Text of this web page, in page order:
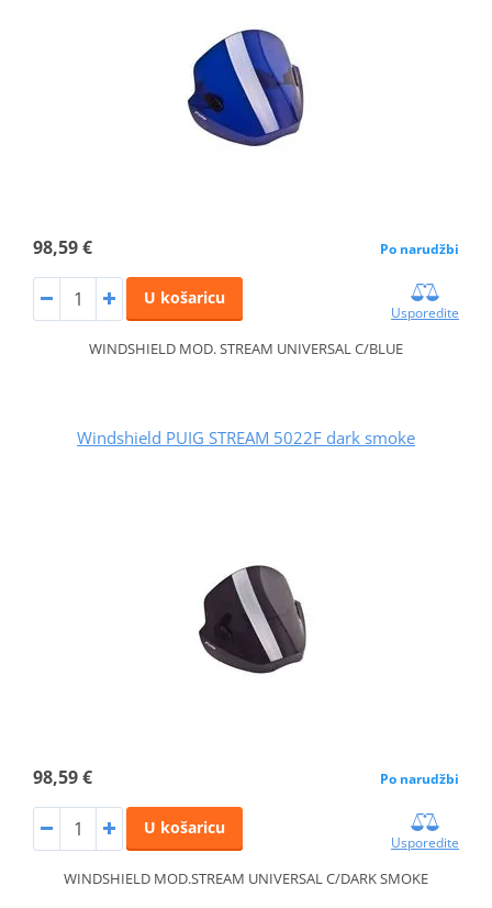
98,59 € Po narudžbi
U košaricu
Usporedite
WINDSHIELD MOD. STREAM UNIVERSAL C/BLUE
Windshield PUIG STREAM 5022F dark smoke
98,59 € Po narudžbi
U košaricu
Usporedite
WINDSHIELD MOD.STREAM UNIVERSAL C/DARK SMOKE